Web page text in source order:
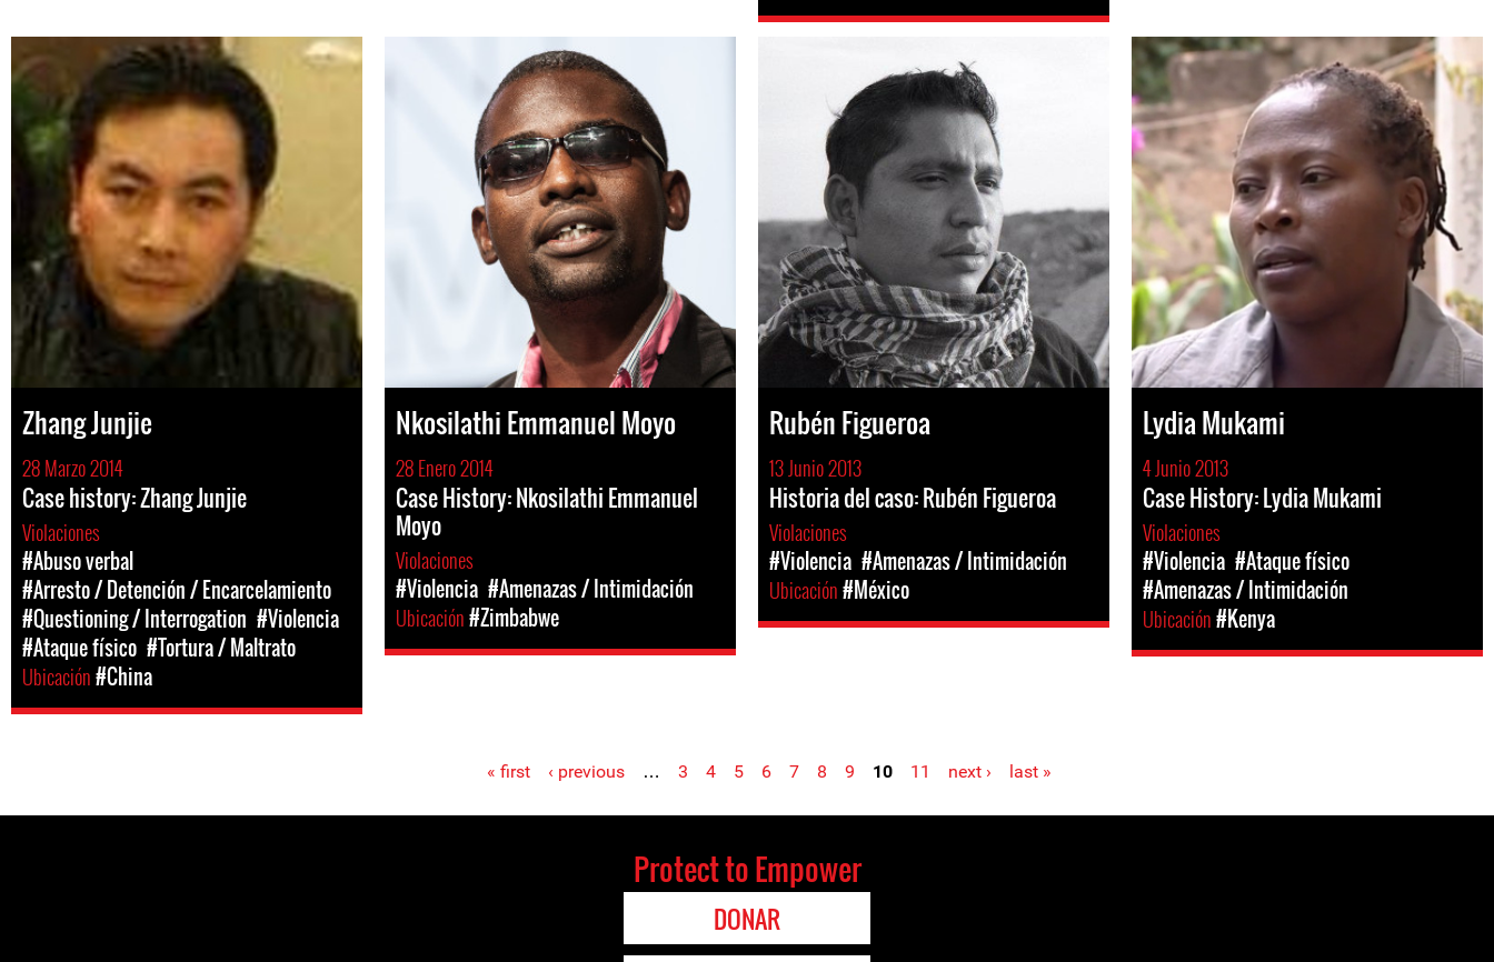
Zhang Junjie
28 Marzo 2014
Case history: Zhang Junjie
Violaciones
#Abuso verbal
#Arresto / Detención / Encarcelamiento
#Questioning / Interrogation #Violencia
#Ataque físico #Tortura / Maltrato
Ubicación#China
Nkosilathi Emmanuel Moyo
28 Enero 2014
Case History: Nkosilathi Emmanuel
Moyo
Violaciones
#Violencia #Amenazas / Intimidación
Ubicación#Zimbabwe
Rubén Figueroa
13 Junio 2013
Historia del caso: Rubén Figueroa
Violaciones
#Violencia #Amenazas / Intimidación
Ubicación#México
Lydia Mukami
4 Junio 2013
Case History: Lydia Mukami
Violaciones
#Violencia #Ataque físico
#Amenazas / Intimidación
Ubicación#Kenya
Pages « first ‹ previous … 3 4 5 6 7 8 9 10 11 next › last »
Protect to Empower
DONAR